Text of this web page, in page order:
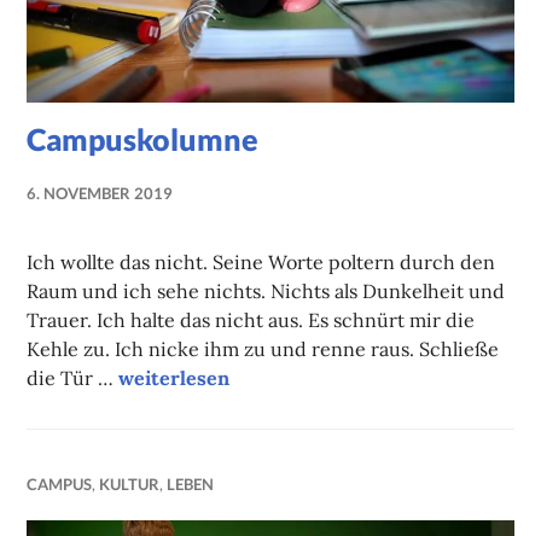
Campuskolumne
6. NOVEMBER 2019
Ich wollte das nicht. Seine Worte poltern durch den
Raum und ich sehe nichts. Nichts als Dunkelheit und
Trauer. Ich halte das nicht aus. Es schnürt mir die
Kehle zu. Ich nicke ihm zu und renne raus. Schließe
die Tür …Campuskolumne
weiterlesen
CAMPUS, KULTUR, LEBEN